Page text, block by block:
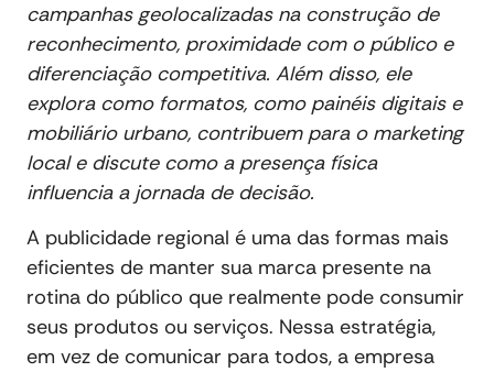
campanhas geolocalizadas na construção de
reconhecimento, proximidade com o público e
diferenciação competitiva. Além disso, ele
explora como formatos, como painéis digitais e
mobiliário urbano, contribuem para o marketing
local e discute como a presença física
influencia a jornada de decisão.
A publicidade regional é uma das formas mais
eficientes de manter sua marca presente na
rotina do público que realmente pode consumir
seus produtos ou serviços. Nessa estratégia,
em vez de comunicar para todos, a empresa